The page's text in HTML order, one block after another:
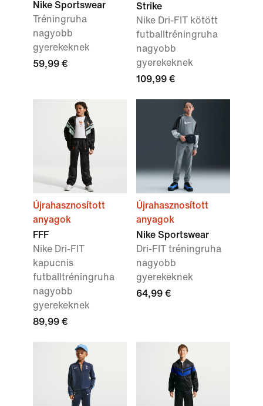
Nike Sportswear
Tréningruha
nagyobb
gyerekeknek
59,99 €
Strike
Nike Dri-FIT kötött
futballtréningruha
nagyobb
gyerekeknek
109,99 €
Újrahasznosított
anyagok
FFF
Nike Dri-FIT
kapucnis
futballtréningruha
nagyobb
gyerekeknek
89,99 €
Újrahasznosított
anyagok
Nike Sportswear
Dri-FIT tréningruha
nagyobb
gyerekeknek
64,99 €